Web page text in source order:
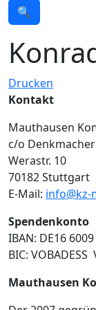
🔍
Drucken
Kontakt
Mauthausen
c/o
Werastr. 10
70182 Stuttgart
E-Mail:
Spendenkonto
IBAN: DE16
BIC:
Mauthausen